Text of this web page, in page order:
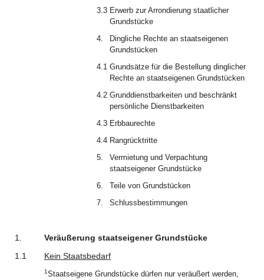
3.3 Erwerb zur Arrondierung staatlicher
Grundstücke
4.
Dingliche Rechte an staatseigenen
Grundstücken
4.1 Grundsätze für die Bestellung dinglicher
Rechte an staatseigenen Grundstücken
4.2 Grunddienstbarkeiten und beschränkt
persönliche Dienstbarkeiten
4.3 Erbbaurechte
4.4 Rangrücktritte
5.
Vermietung und Verpachtung
staatseigener Grundstücke
6.
Teile von Grundstücken
7.
Schlussbestimmungen
1.
Veräußerung staatseigener Grundstücke
1.1
Kein Staatsbedarf
1Staatseigene Grundstücke dürfen nur veräußert werden,